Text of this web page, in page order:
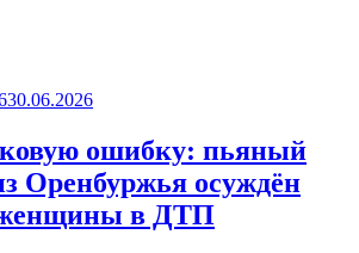
30.06.2026
ошибку: пьяный
Оренбуржья осуждён
женщины в ДТП